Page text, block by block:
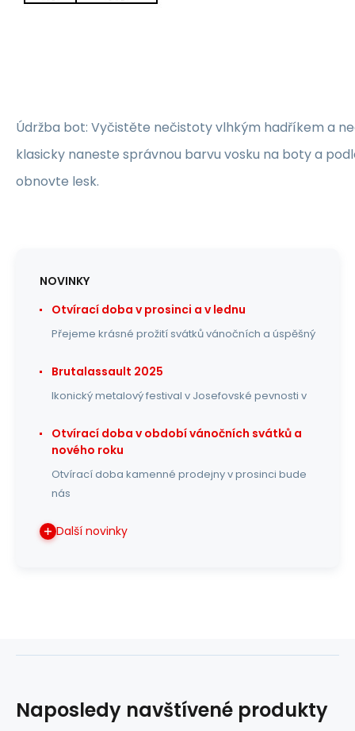
Údržba bot: Vyčistěte nečistoty vlhkým hadříkem a
klasicky naneste správnou barvu vosku na boty a
obnovte lesk.
NOVINKY
Otvírací doba v prosinci a v lednu
Přejeme krásné prožití svátků vánočních a úspěšný
Brutalassault 2025
Ikonický metalový festival v Josefovské pevnosti v
Otvírací doba v období vánočních svátků a
nového roku
Otvírací doba kamenné prodejny v prosinci bude
nás
Další novinky
Naposledy navštívené produkty